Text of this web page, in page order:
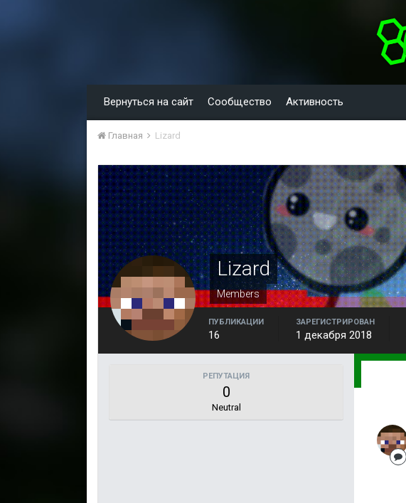
Вернуться на сайт Сообщество Активность
Главная Lizard
Lizard
Members
ПУБЛИКАЦИИ
16
ЗАРЕГИСТРИРОВАН
1 декабря 2018
РЕПУТАЦИЯ
0
Neutral